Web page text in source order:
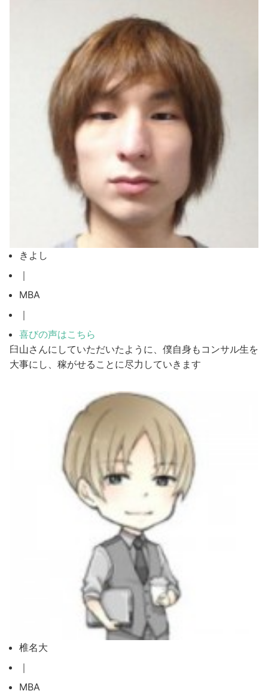
きよし
｜
MBA
｜
喜びの声はこちら
臼山さんにしていただいたように、僕自身もコンサル生を
大事にし、稼がせることに尽力していきます
椎名大
｜
MBA